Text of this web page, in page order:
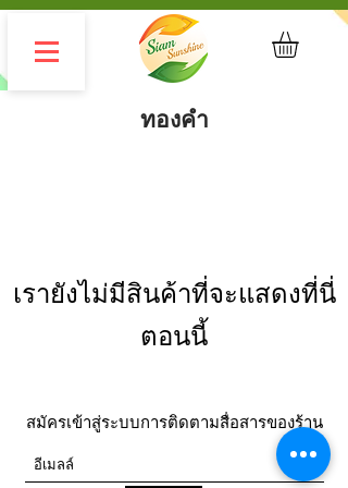
ทองคำ
เรายังไม่มีสินค้าที่จะแสดงที่นี่
ตอนนี้
สมัครเข้าสู่ระบบการติดตามสื่อสารของร้าน